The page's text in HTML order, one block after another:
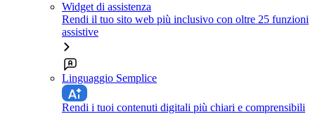
Widget di assistenza
Rendi il tuo sito web più inclusivo con oltre 25 funzioni
assistive
Linguaggio Semplice
Rendi i tuoi contenuti digitali più chiari e comprensibili